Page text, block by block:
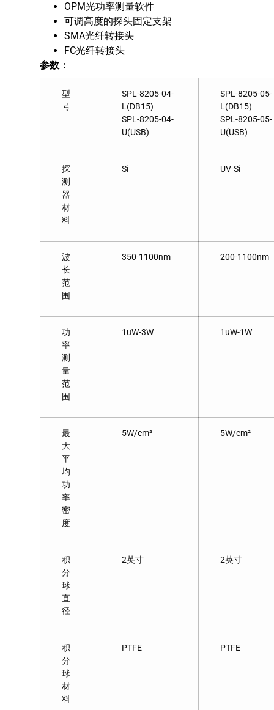
OPM光功率测量软件
可调高度的探头固定支架
SMA光纤转接头
FC光纤转接头
参数：
型
号
SPL-8205-04-
L(DB15)
SPL-8205-04-
U(USB)
SPL-8205-05-
L(DB15)
SPL-8205-05-
U(USB)
探
测
器
材
料
Si UV-Si
波
长
范
围
350-1100nm 200-1100nm
功
率
测
量
范
围
1uW-3W 1uW-1W
最
大
平
均
功
率
密
度
5W/cm² 5W/cm²
积
分
球
直
径
2英寸 2英寸
积
分
球
材
料
PTFE PTFE